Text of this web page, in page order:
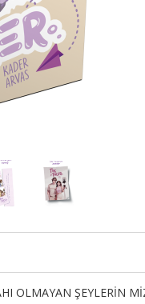
OLMAYAN ŞEYLERİN